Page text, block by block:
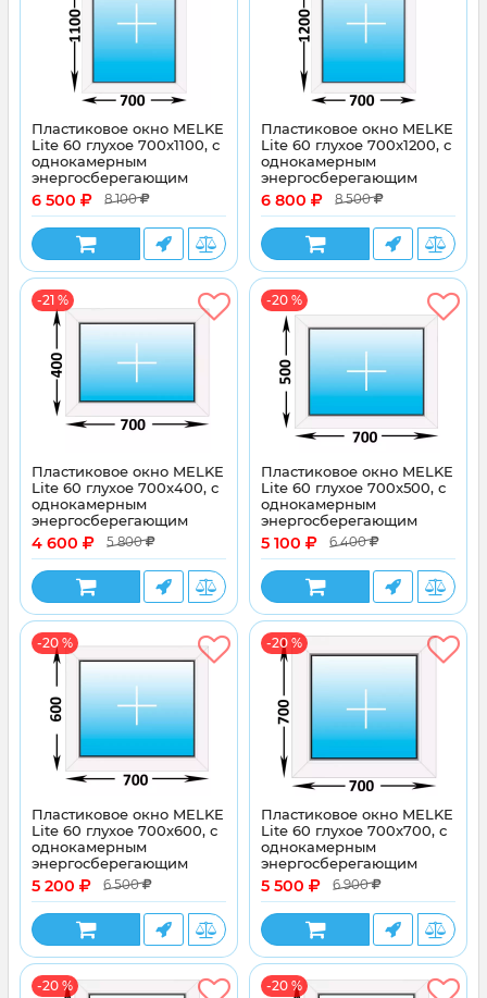
Пластиковое окно MELKE
Lite 60 глухое 700x1100, с
однокамерным
энергосберегающим
стеклопакетом
6 500 8 100
Пластиковое окно MELKE
Lite 60 глухое 700x1200, с
однокамерным
энергосберегающим
стеклопакетом
6 800 8 500
-21 %
Пластиковое окно MELKE
Lite 60 глухое 700x400, с
однокамерным
энергосберегающим
стеклопакетом
4 600 5 800
-20 %
Пластиковое окно MELKE
Lite 60 глухое 700x500, с
однокамерным
энергосберегающим
стеклопакетом
5 100 6 400
-20 %
Пластиковое окно MELKE
Lite 60 глухое 700x600, с
однокамерным
энергосберегающим
стеклопакетом
5 200 6 500
-20 %
Пластиковое окно MELKE
Lite 60 глухое 700x700, с
однокамерным
энергосберегающим
стеклопакетом
5 500 6 900
-20 % -20 %